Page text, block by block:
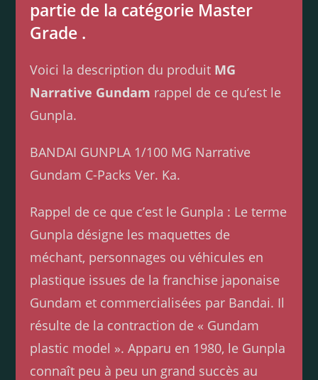
partie de la catégorie Master
Grade .
Voici la description du produit MG
Narrative Gundam rappel de ce qu’est le
Gunpla.
BANDAI GUNPLA 1/100 MG Narrative
Gundam C-Packs Ver. Ka.
Rappel de ce que c’est le Gunpla : Le terme
Gunpla désigne les maquettes de
méchant, personnages ou véhicules en
plastique issues de la franchise japonaise
Gundam et commercialisées par Bandai. Il
résulte de la contraction de « Gundam
plastic model ». Apparu en 1980, le Gunpla
connaît peu à peu un grand succès au